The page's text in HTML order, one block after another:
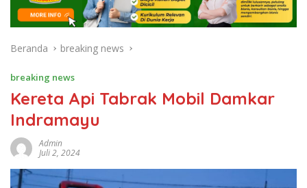
Beranda breaking news
breaking news
Kereta Api Tabrak Mobil Damkar
Indramayu
Admin
Juli 2, 2024